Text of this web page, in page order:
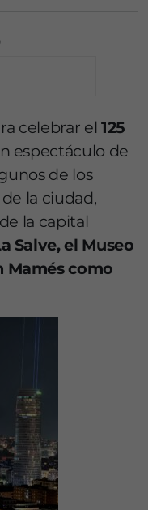
celebrar el 125
espectáculo de
de los
la ciudad,
la capital
Salve, el Museo
Mamés como